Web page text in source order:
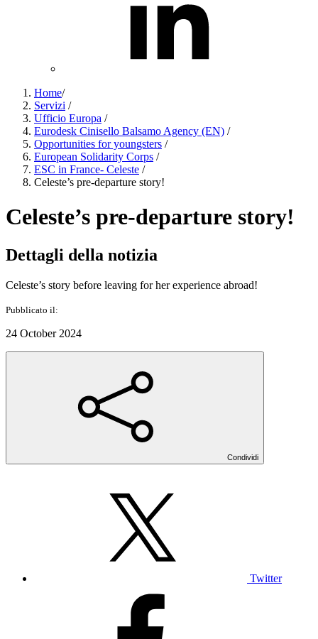
Home/
Servizi /
Ufficio Europa /
Eurodesk Cinisello Balsamo Agency (EN) /
Opportunities for youngsters /
European Solidarity Corps /
ESC in France- Celeste /
Celeste’s pre-departure story!
Celeste’s pre-departure story!
Dettagli della notizia
Celeste’s story before leaving for her experience abroad!
Pubblicato il:
24 October 2024
Condividi
Twitter